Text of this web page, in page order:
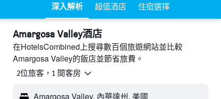
深入解析 超值酒店 住宿選擇
Amargosa Valley酒店
在HotelsCombined上搜尋數百個旅遊網站並比較
Amargosa Valley的飯店並節省旅費。
2位旅客，1 間客房
Amargosa Valley, 內華達州, 美國